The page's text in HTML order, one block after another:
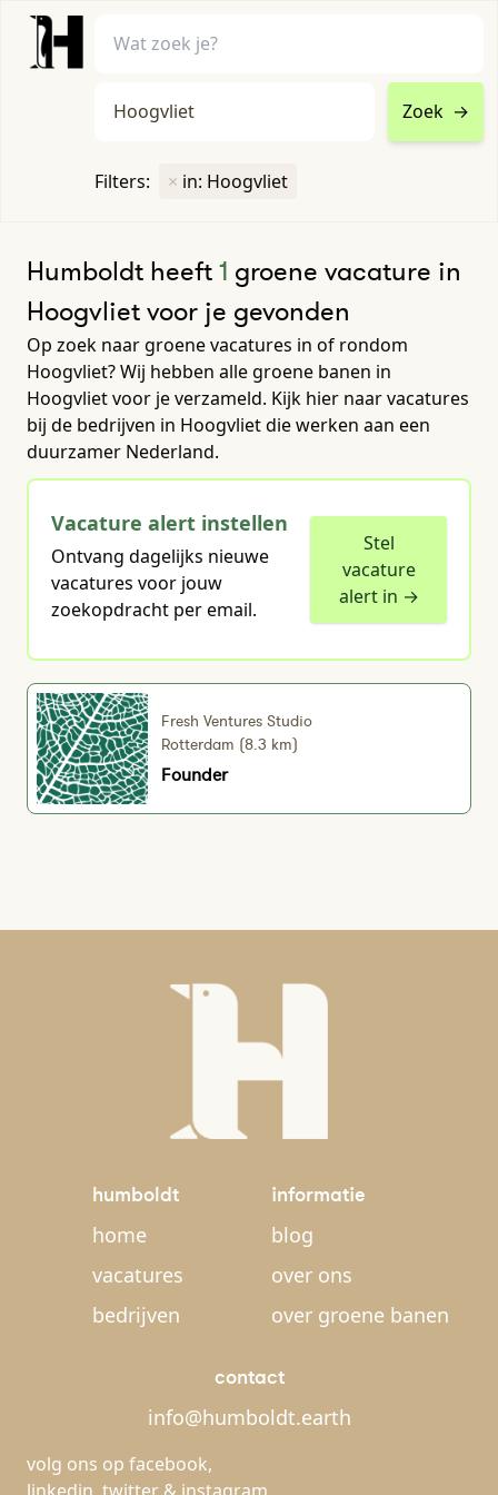
Zoek →
Filters: × in: Hoogvliet
Humboldt heeft1 groene vacature in
Hoogvliet voor je gevonden
Op zoek naar groene vacatures in of rondom
Hoogvliet? Wij hebben alle groene banen in
Hoogvliet voor je verzameld. Kijk hier naar vacatures
bij de bedrijven in Hoogvliet die werken aan een
duurzamer Nederland.
Vacature alert instellen
Ontvang dagelijks nieuwe
vacatures voor jouw
zoekopdracht per email.
Stel
vacature
alert in →
Fresh Ventures Studio
Rotterdam (8.3 km)
Founder
humboldt
home
vacatures
bedrijven
informatie
blog
over ons
over groene banen
contact
info@humboldt.earth
volg ons op facebook,